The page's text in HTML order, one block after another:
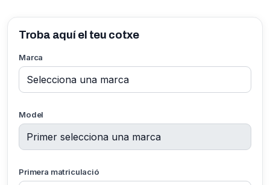
Troba aquí el teu cotxe
Marca
Model
Primera matriculació